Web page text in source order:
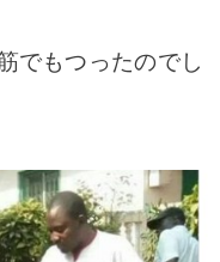
でもつったのでし